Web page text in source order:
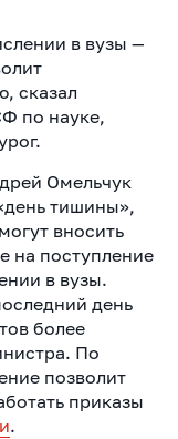
в вузы —
сказал
по науке,
Омельчук
тишины»,
вносить
на поступление
в вузы.
день
более
По
позволит
приказы
.